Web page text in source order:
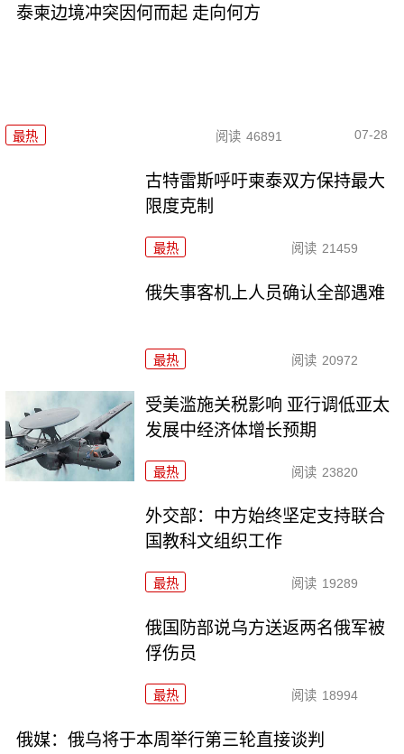
泰柬边境冲突因何而起 走向何方
最热 阅读 46891 07-28
古特雷斯呼吁柬泰双方保持最大
限度克制
最热 阅读 21459
俄失事客机上人员确认全部遇难
最热 阅读 20972
受美滥施关税影响 亚行调低亚太
发展中经济体增长预期
最热 阅读 23820
外交部：中方始终坚定支持联合
国教科文组织工作
最热 阅读 19289
俄国防部说乌方送返两名俄军被
俘伤员
最热 阅读 18994
俄媒：俄乌将于本周举行第三轮直接谈判